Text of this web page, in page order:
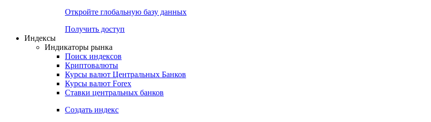
Откройте глобальную базу данных
Получить доступ
Индексы
Индикаторы рынка
Поиск индексов
Криптовалюты
Курсы валют Центральных Банков
Курсы валют Forex
Ставки центральных банков
Создать индекс